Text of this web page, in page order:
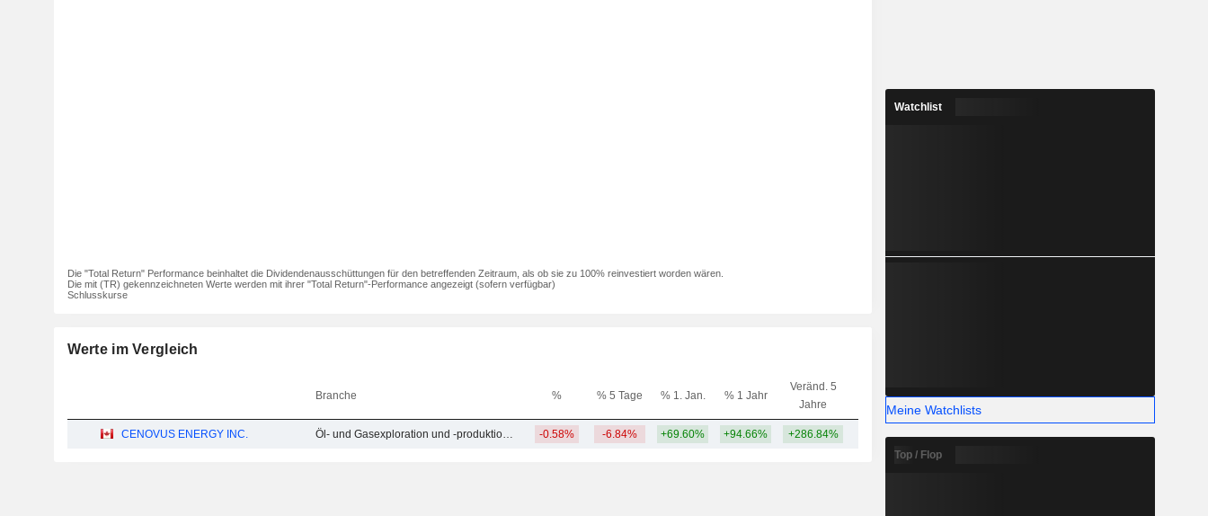
Die "Total Return" Performance beinhaltet die Dividendenausschüttungen für den betreffenden Zeitraum, als ob sie zu 100% reinvestiert worden wären.
Die mit (TR) gekennzeichneten Werte werden mit ihrer "Total Return"-Performance angezeigt (sofern verfügbar)
Schlusskurse
Werte im Vergleich
Branche % % 5 Tage % 1. Jan. % 1 Jahr
Veränd. 5
Jahre
Kap. KF MF LF
CENOVUS ENERGY INC. Öl- und Gasexploration und -produktion - Andere -0.58% -6.84% +69.60% +94.66% +286.84% 52.11 Mrd.
Watchlist
Meine Watchlists
Top / Flop